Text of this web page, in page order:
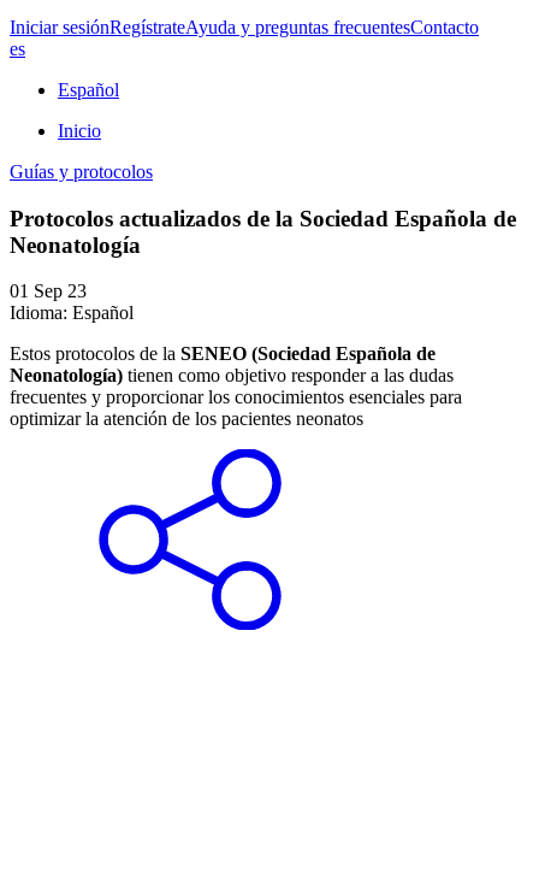
Iniciar sesiónRegístrateAyuda y preguntas frecuentesContacto
es
Español
Inicio
Guías y protocolos
Protocolos actualizados de la Sociedad Española de
Neonatología
01 Sep 23
Idioma: Español
Estos protocolos de la SENEO (Sociedad Española de
Neonatología) tienen como objetivo responder a las dudas
frecuentes y proporcionar los conocimientos esenciales para
optimizar la atención de los pacientes neonatos